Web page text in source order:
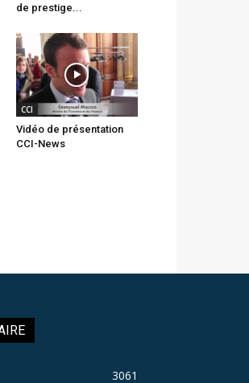
de prestige...
CCI
Vidéo de présentation
CCI-News
3061